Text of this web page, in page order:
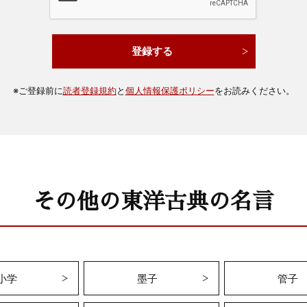
※ご登録前に読者登録規約と個人情報保護ポリシーをお読みください。
その他の東洋古典の名言
学 墨子 管子